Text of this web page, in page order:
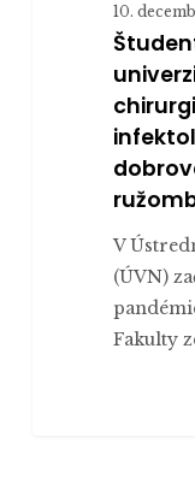
dobrovoľníci
pomáhali
ružomberskej
nemocnici
10.
V
(ÚVN)
Fakulty